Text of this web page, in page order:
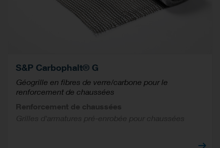
S&P Carbophalt® G
Géogrille en fibres de verre/carbone pour le
renforcement de chaussées
Renforcement de chaussées
Grilles d'armatures pré-enrobée pour chaussées